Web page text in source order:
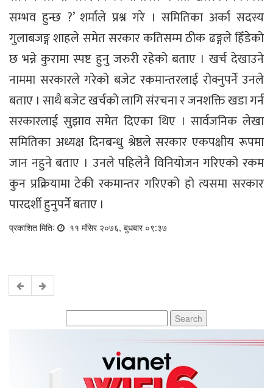
सम्भव हुन्छ ?’ शर्माले प्रश्न गरे । समितिका अर्का सदस्य
गुलाबजङ्ग शाहले समेत सरकार कतिसम्म ठीक ढङ्गले हिँडेको
छ भन्ने कुरामा स्पष्ट हुनु जरुरी रहेको बताए । खर्च देखाउने
नाममा सरकारले गरेको बजेट रकमान्तरलाई रोक्नुपर्ने उनले
बताए । साथै बजेट खर्चको लागि संरचना र जनशक्ति खडा गर्न
सरकारलाई सुझाव समेत दिएका थिए । सार्वजनिक लेखा
समितिका अध्यक्ष दिनबन्धु श्रेष्ठले सरकार एकपक्षीय रूपमा
जान नहुने बताए । उनले पहिलेनै विनियोजन गरिएको रकम
कुन प्रक्रियामा टेकी रकमान्तर गरिएको हो त्यसमा सरकार
पारदर्शी हुनुपर्ने बताए ।
प्रकाशित मितिः ११ मंसिर २०७६, बुधबार ०९:३७
for: